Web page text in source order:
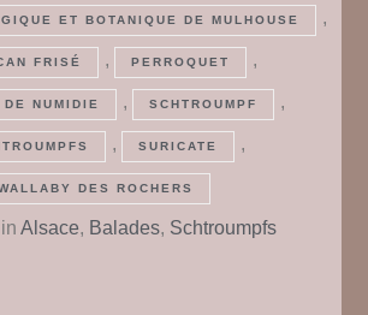
ET BOTANIQUE DE MULHOUSE ,
FRISÉ , PERROQUET ,
NUMIDIE , SCHTROUMPF ,
, SURICATE ,
DES ROCHERS
Alsace, Balades, Schtroumpfs